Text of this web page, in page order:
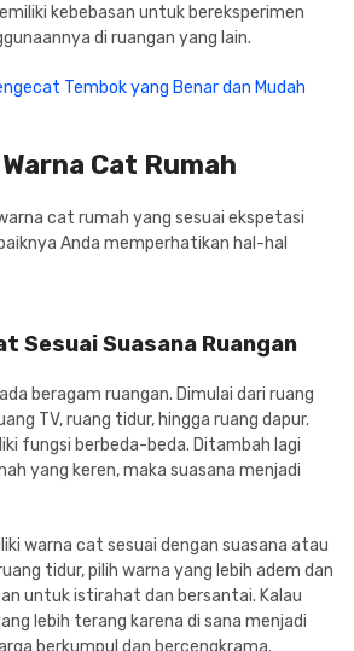
kebebasan untuk bereksperimen
di ruangan yang lain.
Tembok yang Benar dan Mudah
Cat Rumah
cat rumah yang sesuai ekspetasi
Anda memperhatikan hal-hal
Sesuai Suasana Ruangan
beragam ruangan. Dimulai dari ruang
TV, ruang tidur, hingga ruang dapur.
fungsi berbeda-beda. Ditambah lagi
yang keren, maka suasana menjadi
warna cat sesuai dengan suasana atau
tidur, pilih warna yang lebih adem dan
untuk istirahat dan bersantai. Kalau
lebih terang karena di sana menjadi